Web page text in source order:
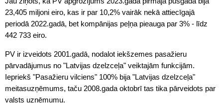
23,405 miljoni eiro, kas ir par 10,2% vairāk nekā attiecīgajā
periodā 2022.gadā, bet kompānijas peļņa pieauga par 3% - līdz
442 733 eiro.
PV ir izveidots 2001.gadā, nodalot iekšzemes pasažieru
pārvadājumus no "Latvijas dzelzceļa" veiktajām funkcijām.
Iepriekš "Pasažieru vilciens" 100% bija "Latvijas dzelzceļa"
meitasuzņēmums, taču 2008.gada oktobrī tas tika pārveidots par
valsts uzņēmumu.